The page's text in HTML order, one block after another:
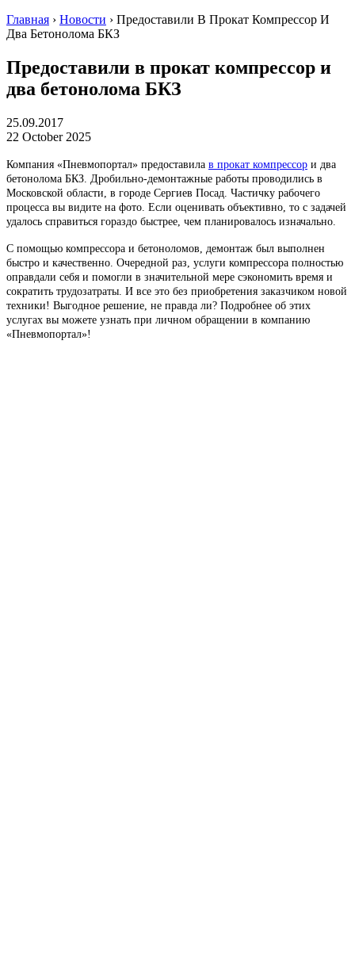
Главная › Новости › Предоставили В Прокат Компрессор И
Два Бетонолома БКЗ
Предоставили в прокат компрессор и
два бетонолома БКЗ
25.09.2017
22 October 2025
Компания «Пневмопортал» предоставила в прокат компрессор и два
бетонолома БКЗ. Дробильно-демонтажные работы проводились в
Московской области, в городе Сергиев Посад. Частичку рабочего
процесса вы видите на фото. Если оценивать объективно, то с задачей
удалось справиться гораздо быстрее, чем планировалось изначально.
С помощью компрессора и бетоноломов, демонтаж был выполнен
быстро и качественно. Очередной раз, услуги компрессора полностью
оправдали себя и помогли в значительной мере сэкономить время и
сократить трудозатраты. И все это без приобретения заказчиком новой
техники! Выгодное решение, не правда ли? Подробнее об этих
услугах вы можете узнать при личном обращении в компанию
«Пневмопортал»!